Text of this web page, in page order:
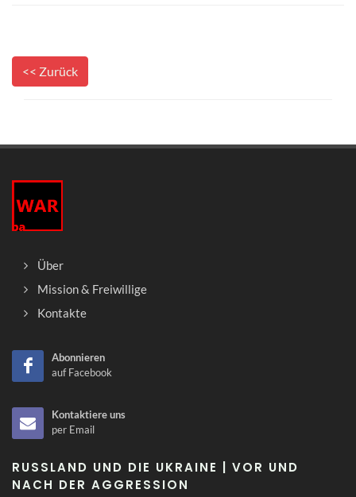
<< Zurück
Über
Mission & Freiwillige
Kontakte
Abonnieren
auf Facebook
Kontaktiere uns
per Email
RUSSLAND UND DIE UKRAINE | VOR UND
NACH DER AGGRESSION